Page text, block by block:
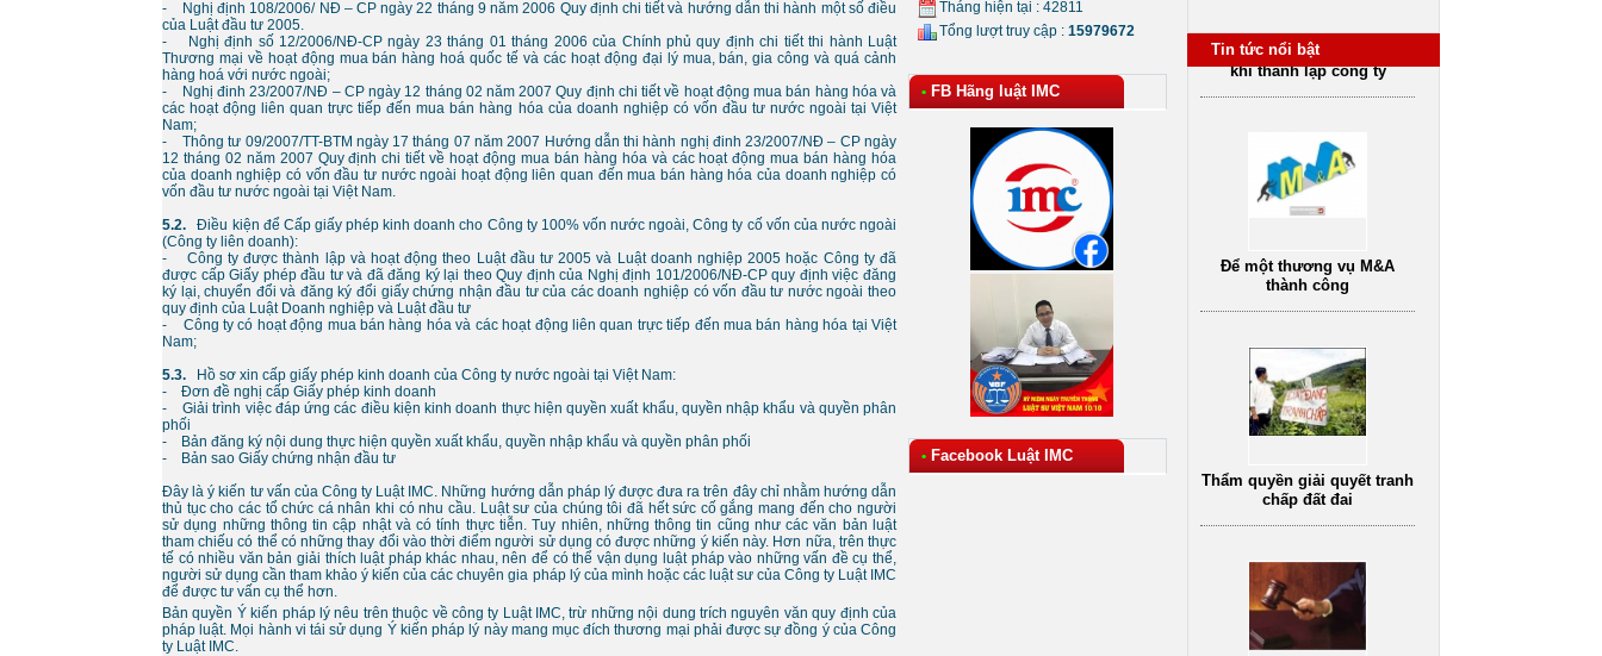
- Nghị định 108/2006/ NĐ – CP ngày 22 tháng 9 năm 2006 Quy định chi tiết và hướng dẫn thi hành một số điều
của Luật đầu tư 2005.
- Nghị định số 12/2006/NĐ-CP ngày 23 tháng 01 tháng 2006 của Chính phủ quy định chi tiết thi hành Luật
Thương mại về hoạt động mua bán hàng hoá quốc tế và các hoạt động đại lý mua, bán, gia công và quá cảnh
hàng hoá với nước ngoài;
- Nghị đinh 23/2007/NĐ – CP ngày 12 tháng 02 năm 2007 Quy định chi tiết về hoạt động mua bán hàng hóa và
các hoạt động liên quan trực tiếp đến mua bán hàng hóa của doanh nghiệp có vốn đầu tư nước ngoài tại Việt
Nam;
- Thông tư 09/2007/TT-BTM ngày 17 tháng 07 năm 2007 Hướng dẫn thi hành nghị đinh 23/2007/NĐ – CP ngày
12 tháng 02 năm 2007 Quy định chi tiết về hoạt động mua bán hàng hóa và các hoạt động mua bán hàng hóa
của doanh nghiệp có vốn đầu tư nước ngoài hoạt động liên quan đến mua bán hàng hóa của doanh nghiệp có
vốn đầu tư nước ngoài tại Việt Nam.
5.2.
Điều kiện để Cấp giấy phép kinh doanh cho Công ty 100% vốn nước ngoài, Công ty cố vốn của nước ngoài
(Công ty liên doanh):
- Công ty được thành lập và hoạt động theo Luật đầu tư 2005 và Luật doanh nghiệp 2005 hoặc Công ty đã
được cấp Giấy phép đầu tư và đã đăng ký lại theo Quy định của Nghị định 101/2006/NĐ-CP quy định việc đăng
ký lại, chuyển đổi và đăng ký đổi giấy chứng nhận đầu tư của các doanh nghiệp có vốn đầu tư nước ngoài theo
quy định của Luật Doanh nghiệp và Luật đầu tư
- Công ty có hoạt động mua bán hàng hóa và các hoạt động liên quan trực tiếp đến mua bán hàng hóa tại Việt
Nam;
5.3. Hồ sơ xin cấp giấy phép kinh doanh của Công ty nước ngoài tại Việt Nam:
- Đơn đề nghị cấp Giấy phép kinh doanh
- Giải trình việc đáp ứng các điều kiện kinh doanh thực hiện quyền xuất khẩu, quyền nhập khẩu và quyền phân
phối
- Bản đăng ký nội dung thực hiện quyền xuất khẩu, quyền nhập khẩu và quyền phân phối
- Bản sao Giấy chứng nhận đầu tư
Đây là ý kiến tư vấn của Công ty Luật IMC. Những hướng dẫn pháp lý được đưa ra trên đây chỉ nhằm hướng dẫn
thủ tục cho các tổ chức cá nhân khi có nhu cầu. Luật sư của chúng tôi đã hết sức cố gắng mang đến cho người
sử dụng những thông tin cập nhật và có tính thực tiễn. Tuy nhiên, những thông tin cũng như các văn bản luật
tham chiếu có thể có những thay đổi vào thời điểm người sử dụng có được những ý kiến này. Hơn nữa, trên thực
tế có nhiều văn bản giải thích luật pháp khác nhau, nên để có thể vận dụng luật pháp vào những vấn đề cụ thể,
người sử dụng cần tham khảo ý kiến của các chuyên gia pháp lý của mình hoặc các luật sư của Công ty Luật IMC
để được tư vấn cụ thể hơn.
Bản quyền Ý kiến pháp lý nêu trên thuộc về công ty Luật IMC, trừ những nội dung trích nguyên văn quy định của
pháp luật. Mọi hành vi tái sử dụng Ý kiến pháp lý này mang mục đích thương mại phải được sự đồng ý của Công
ty Luật IMC.
Tháng hiện tại : 42811
Tổng lượt truy cập : 15979672
• FB Hãng luật IMC
• Facebook Luật IMC
Tin tức nổi bật
Để một thương vụ M&A
Thẩm quyền giải quyết tranh
Sự khác nhau giữa tố tụng